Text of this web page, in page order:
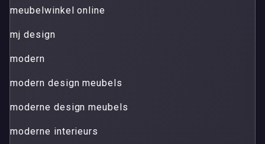
meubelwinkel online
mj design
modern
modern design meubels
moderne design meubels
moderne interieurs